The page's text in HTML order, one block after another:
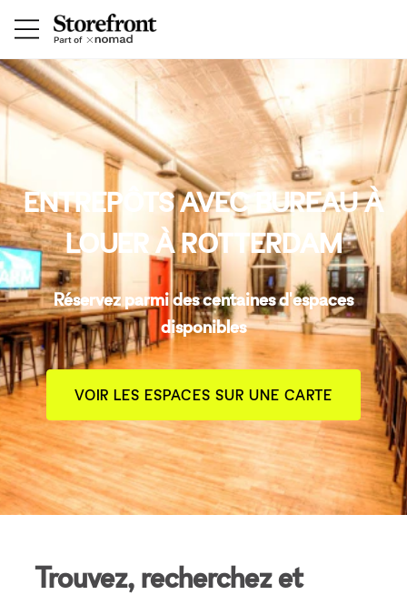
ENTREPÔTS AVEC BUREAU À
LOUER À ROTTERDAM
Réservez parmi des centaines d'espaces
disponibles
VOIR LES ESPACES SUR UNE CARTE
Trouvez, recherchez et